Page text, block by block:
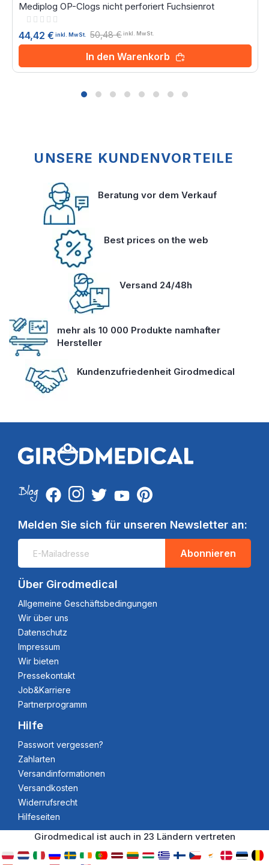
Mediplog OP-Clogs nicht perforiert Fuchsienrot
Rating:
44,42 € inkl. MwSt. 50,48 €inkl. MwSt.
In den Warenkorb
UNSERE KUNDENVORTEILE
Beratung vor dem Verkauf
Best prices on the web
Versand 24/48h
mehr als 10 000 Produkte namhafter
Hersteller
Kundenzufriedenheit Girodmedical
Melden Sie sich für unseren Newsletter an:
Abonnieren
Über Girodmedical
Allgemeine Geschäftsbedingungen
Wir über uns
Datenschutz
Impressum
Wir bieten
Pressekontakt
Job&Karriere
Partnerprogramm
Hilfe
Passwort vergessen?
Zahlarten
Versandinformationen
Versandkosten
Widerrufsrecht
Hilfeseiten
Girodmedical ist auch in 23 Ländern vertreten